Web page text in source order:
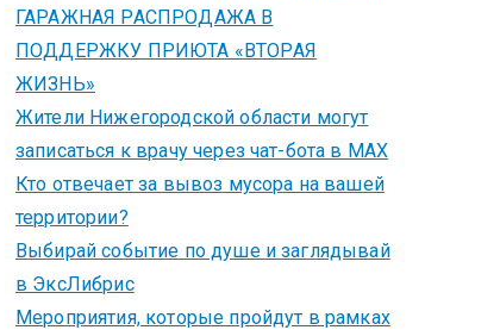
ГАРАЖНАЯ РАСПРОДАЖА В
ПОДДЕРЖКУ ПРИЮТА «ВТОРАЯ
ЖИЗНЬ»
Жители Нижегородской области могут
записаться к врачу через чат-бота в MAX
Кто отвечает за вывоз мусора на вашей
территории?
Выбирай событие по душе и заглядывай
в ЭксЛибрис
Мероприятия, которые пройдут в рамках